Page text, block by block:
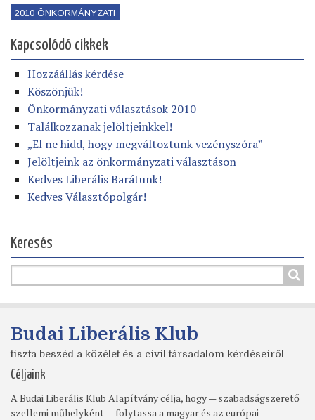
2010 ÖNKORMÁNYZATI
Kapcsolódó cikkek
Hozzáállás kérdése
Köszönjük!
Önkormányzati választások 2010
Találkozzanak jelöltjeinkkel!
„El ne hidd, hogy megváltoztunk vezényszóra”
Jelöltjeink az önkormányzati választáson
Kedves Liberális Barátunk!
Kedves Választópolgár!
Keresés
Budai Liberális Klub
tiszta beszéd a közélet és a civil társadalom kérdéseiről
Céljaink
A Budai Liberális Klub Alapítvány célja, hogy — szabadságszerető
szellemi műhelyként — folytassa a magyar és az európai